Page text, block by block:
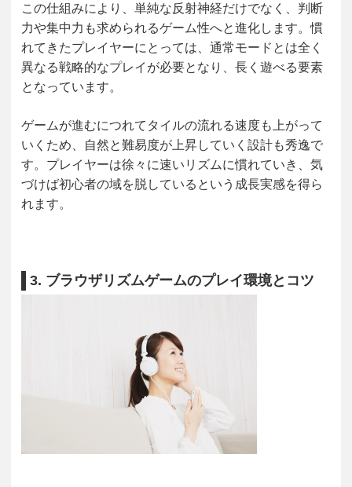
この仕組みにより、単純な反射神経だけでなく、判断
力や集中力も求められるゲーム性へと進化します。慣
れてきたプレイヤーにとっては、通常モードとは全く
異なる戦略的なプレイが必要となり、長く遊べる要素
となっています。
ゲームが進むにつれてタイルの流れる速度も上がって
いくため、自然と難易度が上昇していく設計も秀逸で
す。プレイヤーは徐々に速いリズムに慣れていき、気
づけば初心者の域を脱しているという成長実感を得ら
れます。
3. ブラウザリズムゲームのプレイ環境とコツ